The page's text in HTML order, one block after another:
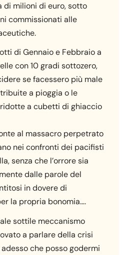
milioni di euro, sotto
commissionati alle
di Gennaio e Febbraio a
con 10 gradi sottozero,
se facessero più male
a pioggia o le
a cubetti di ghiaccio
al massacro perpetrato
nei confronti dei pacifisti
senza che l’orrore sia
dalle parole del
in dovere di
la propria bonomia….
sottile meccanismo
a parlare della crisi
che posso godermi